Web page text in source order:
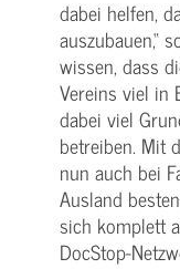
dabei helfen,
auszubauen,“
wissen, dass
Vereins viel in
dabei viel
betreiben. Mit
nun auch bei
Ausland
sich komplett
DocStop-